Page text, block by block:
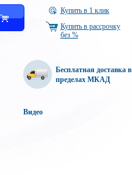
Купить в 1 клик
Купить в рассрочку
без %
Бесплатная доставка в
пределах МКАД
Видео